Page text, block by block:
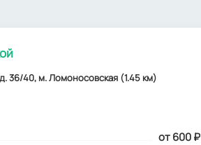
36/40, м. Ломоносовская (1.45 км)
от 600₽